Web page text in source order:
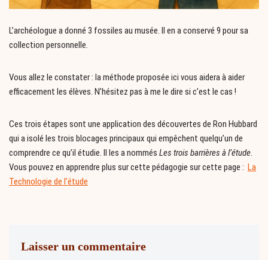
L’archéologue a donné 3 fossiles au musée. Il en a conservé 9 pour sa
collection personnelle.
Vous allez le constater : la méthode proposée ici vous aidera à aider
efficacement les élèves. N’hésitez pas à me le dire si c’est le cas !
Ces trois étapes sont une application des découvertes de Ron Hubbard
qui a isolé les trois blocages principaux qui empêchent quelqu’un de
comprendre ce qu’il étudie. Il les a nommés Les trois barrières à l’étude.
Vous pouvez en apprendre plus sur cette pédagogie sur cette page : La
Technologie de l’étude
Laisser un commentaire